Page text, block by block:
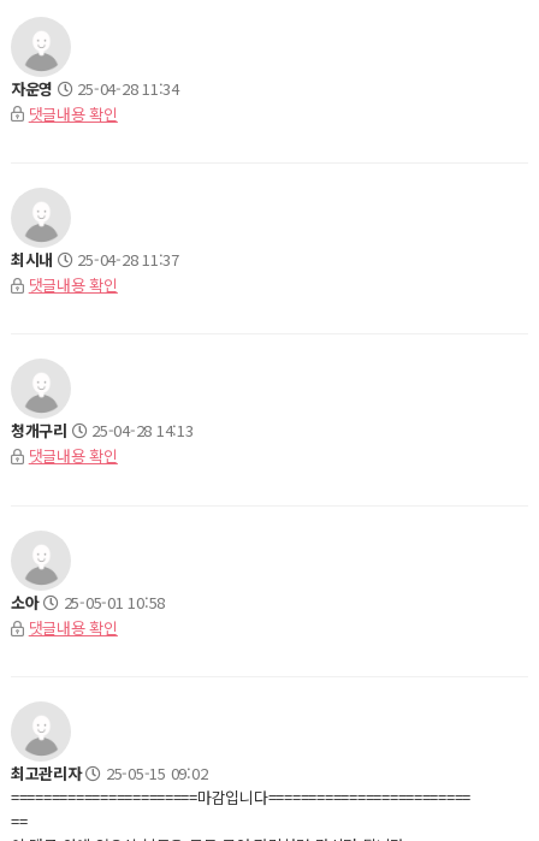
자운영
25-04-28 11:34
댓글내용 확인
최시내
25-04-28 11:37
댓글내용 확인
청개구리
25-04-28 14:13
댓글내용 확인
소아
25-05-01 10:58
댓글내용 확인
최고관리자
25-05-15 09:02
=======================마감입니다=========================
==